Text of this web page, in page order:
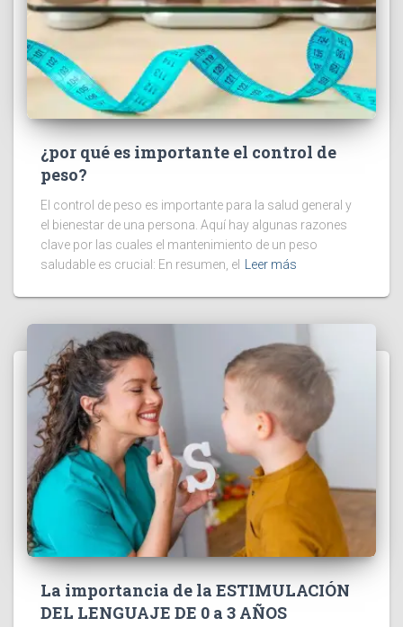
¿por qué es importante el control de
peso?
El control de peso es importante para la salud general y
el bienestar de una persona. Aquí hay algunas razones
clave por las cuales el mantenimiento de un peso
saludable es crucial: En resumen, el Leer más
La importancia de la ESTIMULACIÓN
DEL LENGUAJE DE 0 a 3 AÑOS